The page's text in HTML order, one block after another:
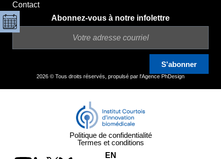
Contact
Abonnez-vous à notre infolettre
S'abonner
2026 © Tous droits réservés, propulsé par l'Agence PhDesign
Politique de confidentialité
Termes et conditions
EN